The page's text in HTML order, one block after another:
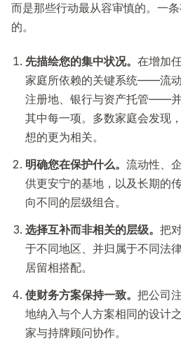
而是那些行动最从容审慎的。一
的。
先描绘您的集中状况。 在增加
家庭所依赖的关键系统——流
注册地、银行与资产托管——
其中每一项。多数家庭会发现
想的更为相关。
明确您在保护什么。 流动性、
供更安宁的基地，以及长期的
向不同的层级组合。
选择互补而非相关的层级。 把
于不同地区、并归属于不同法
居留相搭配。
使财务方案保持一致。 把公司
地纳入与个人方案相同的设计
家与持牌顾问协作。